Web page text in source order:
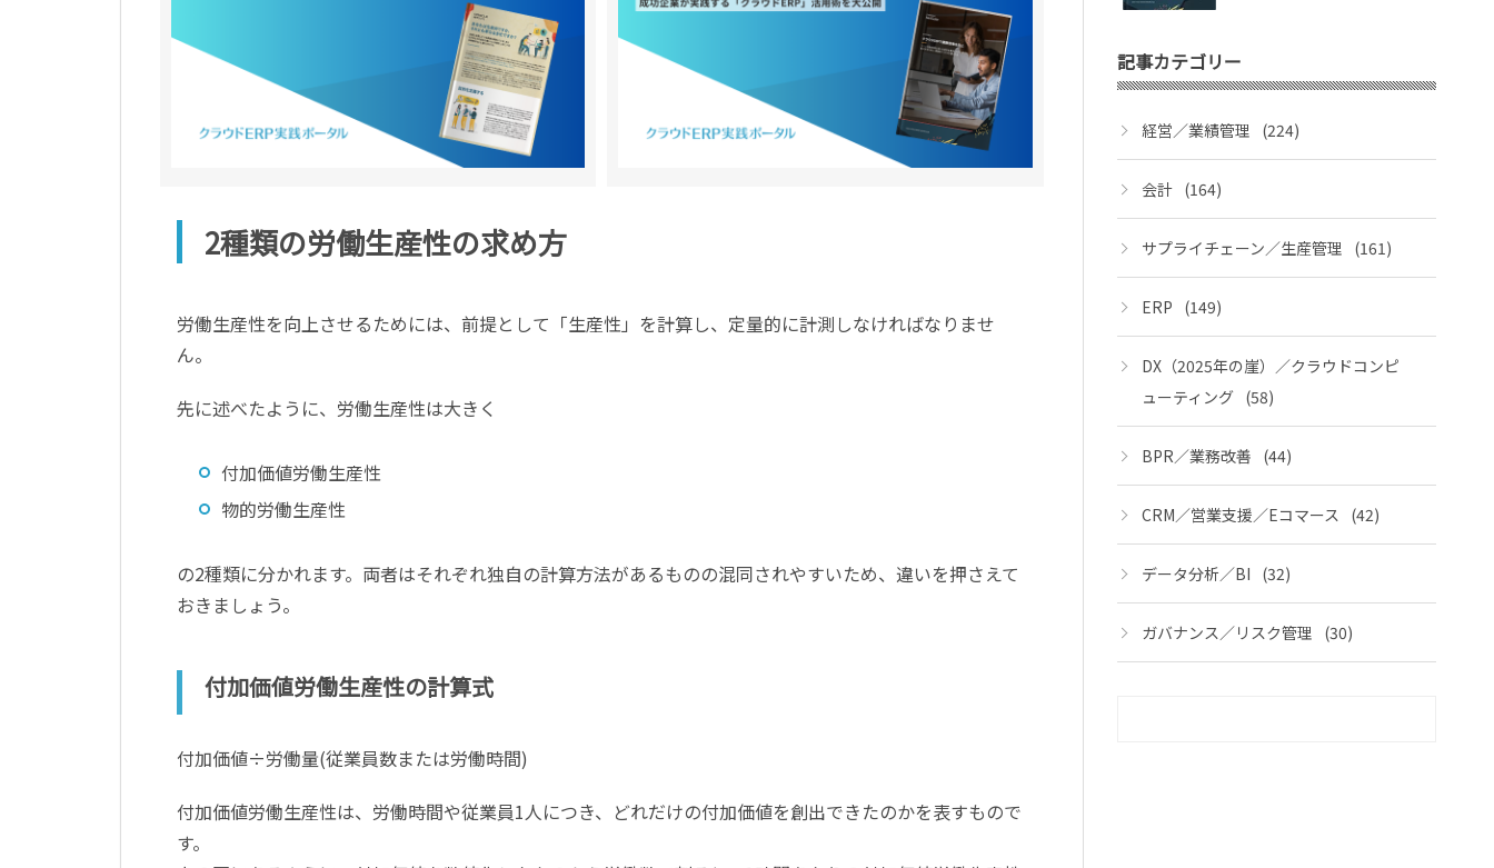
2種類の労働生産性の求め方
労働生産性を向上させるためには、前提として「生産性」を計算し、定量的に計測しなければなりませ
ん。
先に述べたように、労働生産性は大きく
付加価値労働生産性
物的労働生産性
の2種類に分かれます。両者はそれぞれ独自の計算方法があるものの混同されやすいため、違いを押さえて
おきましょう。
付加価値労働生産性の計算式
付加価値÷労働量(従業員数または労働時間)
付加価値労働生産性は、労働時間や従業員1人につき、どれだけの付加価値を創出できたのかを表すもので
す。
記事カテゴリー
経営／業績管理 (224)
会計 (164)
サプライチェーン／生産管理 (161)
ERP (149)
DX（2025年の崖）／クラウドコンピ
ューティング (58)
BPR／業務改善 (44)
CRM／営業支援／Eコマース (42)
データ分析／BI (32)
ガバナンス／リスク管理 (30)